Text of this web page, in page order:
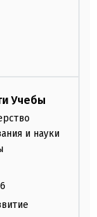
Учебы
и науки